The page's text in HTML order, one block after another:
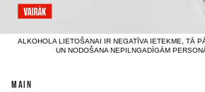
ALKOHOLA LIETOŠANAI IR NEGATĪVA IETEKME, TĀ
UN NODOŠANA NEPILNGADĪGĀM
MAIN